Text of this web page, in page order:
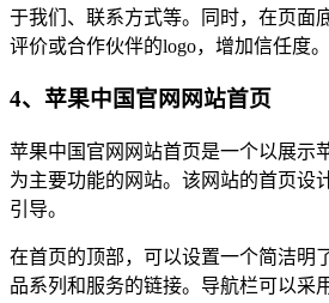
于我们、联系方式等。同时，在页面
评价或合作伙伴的logo，增加信任度。
4、苹果中国官网网站首页
苹果中国官网网站首页是一个以展示
为主要功能的网站。该网站的首页设
引导。
在首页的顶部，可以设置一个简洁明
品系列和服务的链接。导航栏可以采